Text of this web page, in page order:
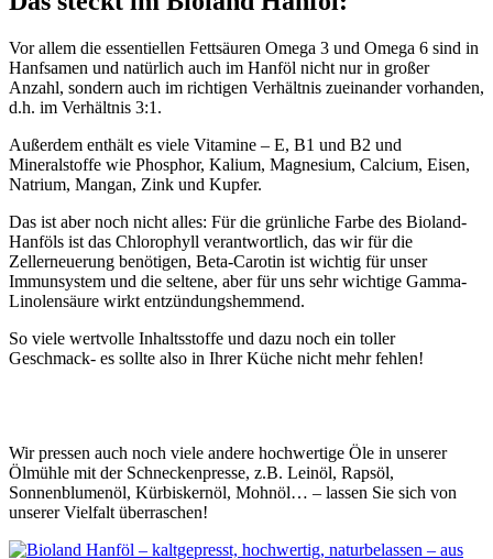
Vor allem die essentiellen Fettsäuren Omega 3 und Omega 6 sind in
Hanfsamen und natürlich auch im Hanföl nicht nur in großer
Anzahl, sondern auch im richtigen Verhältnis zueinander vorhanden,
d.h. im Verhältnis 3:1.
Außerdem enthält es viele Vitamine – E, B1 und B2 und
Mineralstoffe wie Phosphor, Kalium, Magnesium, Calcium, Eisen,
Natrium, Mangan, Zink und Kupfer.
Das ist aber noch nicht alles: Für die grünliche Farbe des Bioland-
Hanföls ist das Chlorophyll verantwortlich, das wir für die
Zellerneuerung benötigen, Beta-Carotin ist wichtig für unser
Immunsystem und die seltene, aber für uns sehr wichtige Gamma-
Linolensäure wirkt entzündungshemmend.
So viele wertvolle Inhaltsstoffe und dazu noch ein toller
Geschmack- es sollte also in Ihrer Küche nicht mehr fehlen!
Wir pressen auch noch viele andere hochwertige Öle in unserer
Ölmühle mit der Schneckenpresse, z.B. Leinöl, Rapsöl,
Sonnenblumenöl, Kürbiskernöl, Mohnöl… – lassen Sie sich von
unserer Vielfalt überraschen!